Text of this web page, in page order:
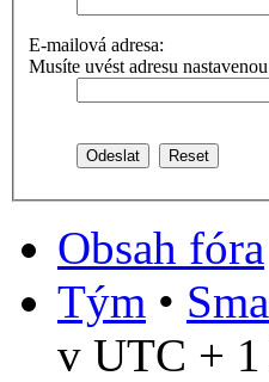
E-mailová adresa:
Musíte uvést adresu
Obsah fóra
Tým •
v UTC +